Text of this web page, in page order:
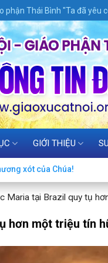
Thái Bình "Ta đã yêu
GIỚI THIỆU
xót của Chúa!
Maria tại Brazil quy tụ
hơn một triệu tín